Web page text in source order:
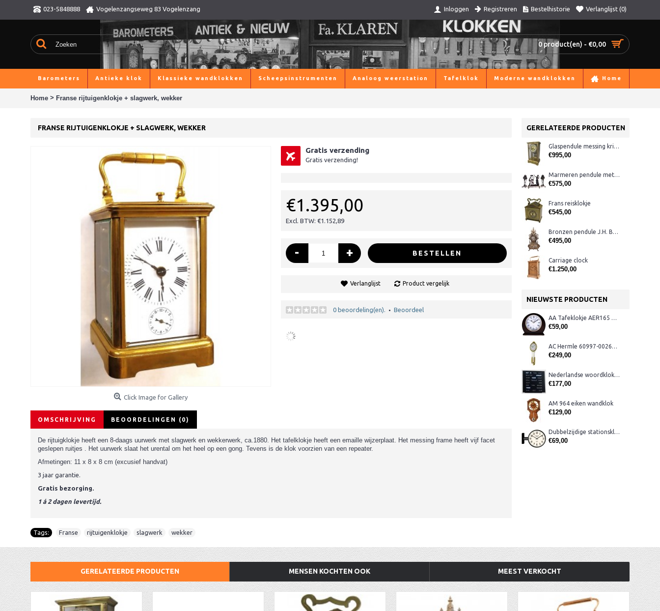
023-5848888 Vogelenzangseweg 83 Vogelenzang Inloggen Registreren Bestelhistorie Verlanglijst (0)
0 product(en) - €0,00
Barometers Antieke klok Klassieke wandklokken Scheepsinstrumenten Analoog weerstation Tafelklok Moderne wandklokken Home
Home > Franse rijtuigenklokje + slagwerk, wekker
GERELATEERDE PRODUCTEN
Glaspendule messing kristal
€995,00
Marmeren pendule met coups
€575,00
Frans reisklokje
€545,00
Bronzen pendule J.H. Bos, Groningen
€495,00
Carriage clock
€1.250,00
NIEUWSTE PRODUCTEN
AA Tafeklokje AER165 noten
€59,00
AC Hermle 60997-00261 wandklok
€249,00
Nederlandse woordklok zwart AMS 1265
€177,00
AM 964 eiken wandklok
€129,00
Dubbelzijdige stationsklok metaal 1879
€69,00
FRANSE RIJTUIGENKLOKJE + SLAGWERK, WEKKER
Click Image for Gallery
Gratis verzending
Gratis verzending!
€1.395,00
Excl. BTW: €1.152,89
- + BESTELLEN
Verlanglijst Product vergelijk
0 beoordeling(en). • Beoordeel
OMSCHRIJVING BEOORDELINGEN (0)
De rijtuigklokje heeft een 8-daags uurwerk met slagwerk en wekkerwerk, ca.1880. Het tafelklokje heeft een emaille wijzerplaat. Het messing frame heeft vijf facet
geslepen ruitjes . Het uurwerk slaat het urental om het heel op een gong. Tevens is de klok voorzien van een repeater.
Afmetingen: 11 x 8 x 8 cm (excusief handvat)
3 jaar garantie.
Gratis bezorging.
1 á 2 dagen levertijd.
Tags: Franse rijtuigenklokje slagwerk wekker
GERELATEERDE PRODUCTEN MENSEN KOCHTEN OOK MEEST VERKOCHT